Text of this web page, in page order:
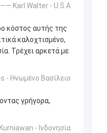
—— Karl Walter - U.S.A
κόστος αυτής της
καλοχτισμένο,
Τρέχει αρκετά με
- Ηνωμένο Βασίλειο
γρήγορα,
- Ινδονησία